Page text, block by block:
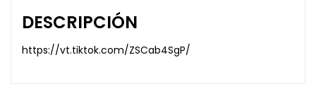
DESCRIPCIÓN
https://vt.tiktok.com/ZSCab4SgP/